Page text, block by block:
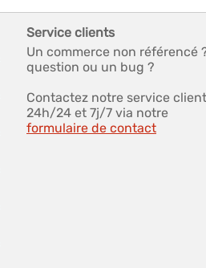
Service clients
Un commerce non référencé
question ou un bug ?
Contactez notre service client
24h/24 et 7j/7 via notre
formulaire de contact